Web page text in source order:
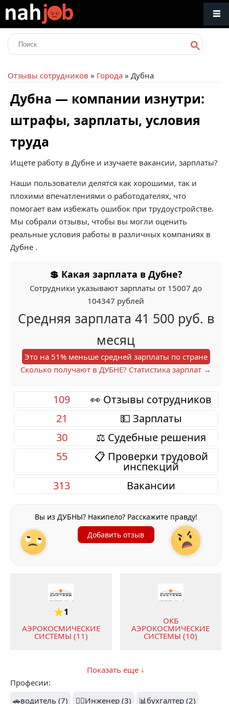
Отзывы сотрудников » Города » Дубна
Дубна — компании изнутри:
штрафы, зарплаты, условия
труда
Ищете работу в Дубне и изучаете вакансии, зарплаты?
Наши пользователи делятся как хорошими, так и
плохими впечатлениями о работодателях, что
помогает вам избежать ошибок при трудоустройстве.
Мы собрали отзывы, чтобы вы могли оценить
реальные условия работы в различных компаниях в
Дубне .
💲 Какая зарплата в Дубне?
Сотрудники указывают зарплаты от 15007 до
104347 рублей
Средняя зарплата 41 500 руб. в
месяц
Это на 51% меньше средней зарплаты по стране
Сколько получают в ДУБНЕ? Статистика зарплат →
👀 Отзывы сотрудников
109
💵 Зарплаты
21
⚖️ Судебные решения
30
📋 Проверки трудовой
инспекций
55
Вакансии
313
Вы из ДУБНЫ? Накипело? Расскажите правду!
Добавить отзыв
1
АЭРОКОСМИЧЕСКИЕ
СИСТЕМЫ (11)
ОКБ
АЭРОКОСМИЧЕСКИЕ
СИСТЕМЫ (10)
Показать еще ↓
Професии:
🚗водитель (7)
👷‍♂️Инженер (3)
📊бухгалтер (2)